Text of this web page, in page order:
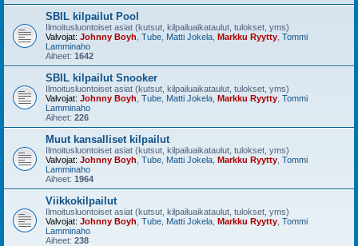
SBIL kilpailut Pool
Ilmoitusluontoiset asiat (kutsut, kilpailuaikataulut, tulokset, yms)
Valvojat: Johnny Boyh Tube Matti Jokela Markku Ryytty Tommi
Lamminaho
Aiheet: 1642
SBIL kilpailut Snooker
Ilmoitusluontoiset asiat (kutsut, kilpailuaikataulut, tulokset, yms)
Valvojat: Johnny Boyh Tube Matti Jokela Markku Ryytty Tommi
Lamminaho
Aiheet: 226
Muut kansalliset kilpailut
Ilmoitusluontoiset asiat (kutsut, kilpailuaikataulut, tulokset, yms)
Valvojat: Johnny Boyh Tube Matti Jokela Markku Ryytty Tommi
Lamminaho
Aiheet: 1964
Viikkokilpailut
Ilmoitusluontoiset asiat (kutsut, kilpailuaikataulut, tulokset, yms)
Valvojat: Johnny Boyh Tube Matti Jokela Markku Ryytty Tommi
Lamminaho
Aiheet: 238